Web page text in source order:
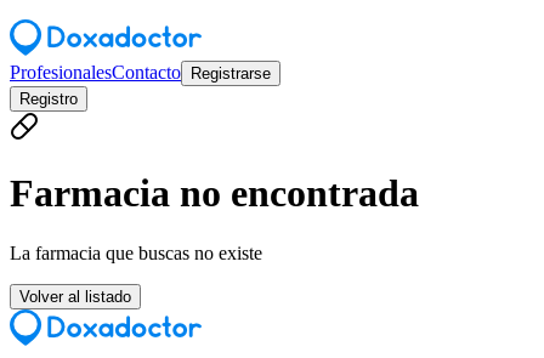
ProfesionalesContacto
Registrarse
Registro
Farmacia no encontrada
La farmacia que buscas no existe
Volver al listado